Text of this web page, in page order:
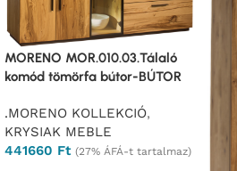
MORENO MOR.010.03.Tálaló
komód tömörfa bútor-BÚTOR
.MORENO KOLLEKCIÓ,
KRYSIAK MEBLE
441660 Ft (27% ÁFÁ-t tartalmaz)